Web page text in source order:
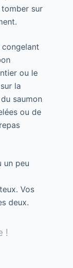
tomber sur
ou le
la
saumon
ou de
un peu
Vos
deux.
!